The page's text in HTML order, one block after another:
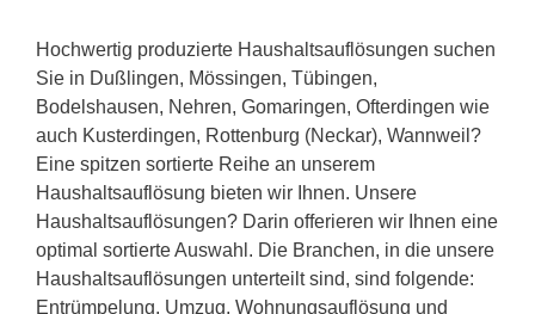
Hochwertig produzierte Haushaltsauflösungen suchen
Sie in Dußlingen, Mössingen, Tübingen,
Bodelshausen, Nehren, Gomaringen, Ofterdingen wie
auch Kusterdingen, Rottenburg (Neckar), Wannweil?
Eine spitzen sortierte Reihe an unserem
Haushaltsauflösung bieten wir Ihnen. Unsere
Haushaltsauflösungen? Darin offerieren wir Ihnen eine
optimal sortierte Auswahl. Die Branchen, in die unsere
Haushaltsauflösungen unterteilt sind, sind folgende:
Entrümpelung, Umzug, Wohnungsauflösung und